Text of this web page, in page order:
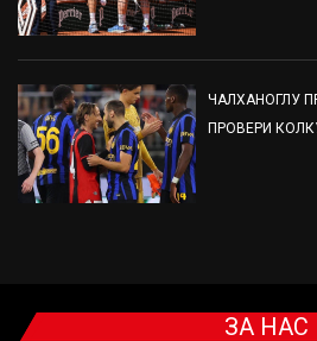
ЧАЛХАНОГЛУ
ПРОВЕРИ
ЗА НАС